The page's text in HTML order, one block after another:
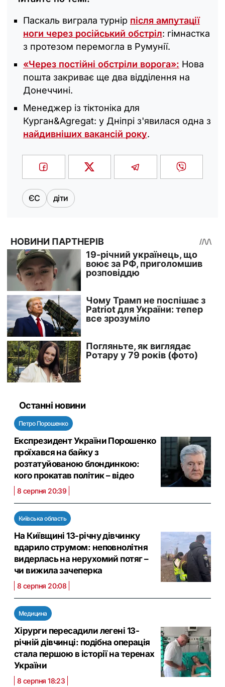
Паскаль виграла турнір після ампутації
ноги через російський обстріл: гімнастка
з протезом перемогла в Румунії.
«Через постійні обстріли ворога»: Нова
пошта закриває ще два відділення на
Донеччині.
Менеджер із тіктоніка для
Курган&Agregat: у Дніпрі з'явилася одна з
найдивніших вакансій року.
ЄС діти
Останні новини
Петро Порошенко
Експрезидент України Порошенко
проїхався на байку з
розтатуйованою блондинкою:
кого прокатав політик – відео
8 серпня 20:39
Київська область
На Київщині 13-річну дівчинку
вдарило струмом: неповнолітня
видерлась на нерухомий потяг –
чи вижила зачеперка
8 серпня 20:08
Медицина
Хірурги пересадили легені 13-
річній дівчинці: подібна операція
стала першою в історії на теренах
України
8 серпня 18:23